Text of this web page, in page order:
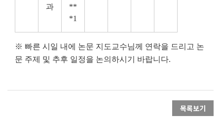
과
**
*1
※ 빠른 시일 내에 논문 지도교수님께 연락을 드리고 논
문 주제 및 추후 일정을 논의하시기 바랍니다.
목록보기